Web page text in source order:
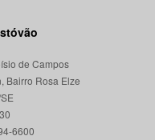
de Campos
Bairro Rosa Elze